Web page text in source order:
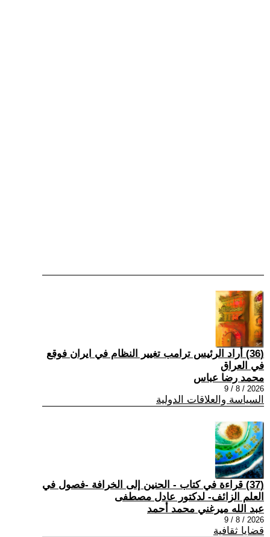
(36) أراد الرئيس ترامب تغيير النظام في ايران فوقع
في العراق
محمد رضا عباس
2026 / 8 / 9
السياسة والعلاقات الدولية
(37) قراءة في كتاب - الحنين إلى الخرافة -فصول في
العلم الزائف- لدكتور عادل مصطفى
عبد الله ميرغني محمد أحمد
2026 / 8 / 9
قضايا ثقافية